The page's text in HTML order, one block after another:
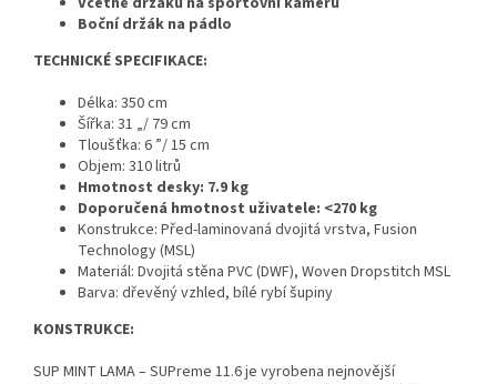
Bočnídržák na pádlo
TECHNICKÉ SPECIFIKACE:
Délka: 350 cm
Šířka: 31 „/ 79 cm
Tloušťka: 6 ”/ 15 cm
Objem: 310 litrů
Hmotnost desky: 7.9 kg
Doporučená hmotnost uživatele: <270 kg
Konstrukce: Před-laminovaná dvojitá vrstva, Fusion
Technology (MSL)
Materiál: Dvojitá stěna PVC (DWF), Woven Dropstitch MSL
Barva: dřevěný vzhled, bílé rybí šupiny
KONSTRUKCE:
SUP MINT LAMA – SUPreme 11.6 je vyrobena nejnovější